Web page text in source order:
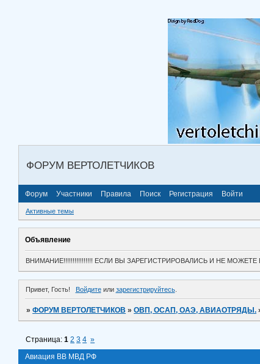
ФОРУМ ВЕРТОЛЕТЧИКОВ
Форум Участники Правила Поиск Регистрация Войти
Активные темы
Объявление
ВНИМАНИЕ!!!!!!!!!!!!!!!! ЕСЛИ ВЫ ЗАРЕГИСТРИРОВАЛИСЬ И НЕ
Привет, Гость! Войдитеили зарегистрируйтесь.
»ФОРУМ ВЕРТОЛЕТЧИКОВ »ОВП, ОСАП, ОАЭ, АВИАОТРЯДЫ.
Авиация ВВ МВД РФ
Страница:1 2 3 4 »